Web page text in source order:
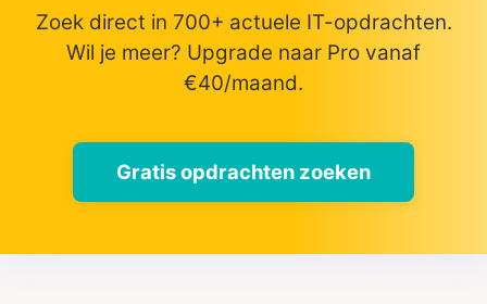
Zoek direct in 700+ actuele IT-opdrachten.
Wil je meer? Upgrade naar Pro vanaf
€40/maand.
Gratis opdrachten zoeken